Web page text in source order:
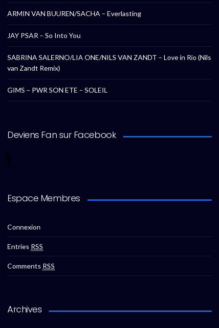
ARMIN VAN BUUREN/SACHA – Everlasting
JAY PSAR – So Into You
SABRINA SALERNO/LIA ONE/NILS VAN ZANDT – Love in Rio (Nils
van Zandt Remix)
GIMS – PWR SON ETE – SOLEIL
Deviens Fan sur Facebook
Espace Membres
Connexion
Entries RSS
Comments RSS
Archives